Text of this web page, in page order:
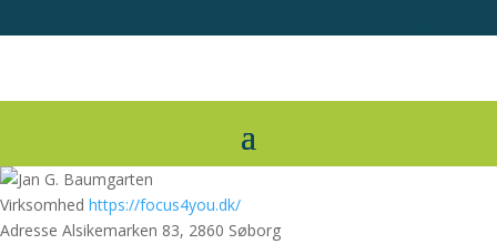
Virksomhed https://focus4you.dk/
Adresse Alsikemarken 83, 2860 Søborg